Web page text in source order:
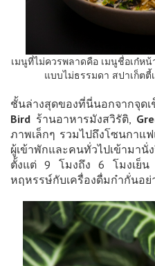
เมนูที่ไม่ควรพลาดคือ เมนูชื่อเก๋ห
แบบไม่ธรรมดา สปาเก็ตตี้
ชั้นล่างสุดของที่นี่นอกจากจุ
Bird ร้านอาหารมังสวิรัติ,
ภาพเล็กๆ รวมไปถึงโซนกาแฟ
ผู้เข้าพักและคนทั่วไปเข้ามา
ตั้งแต่ 9 โมงถึง 6 โมงเย็น
หฤหรรษ์กับเครื่องดื่มก๋ากั่นอย่